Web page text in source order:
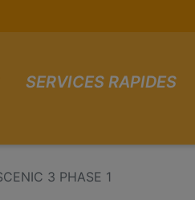
SERVICES RAPIDES
3 PHASE 1